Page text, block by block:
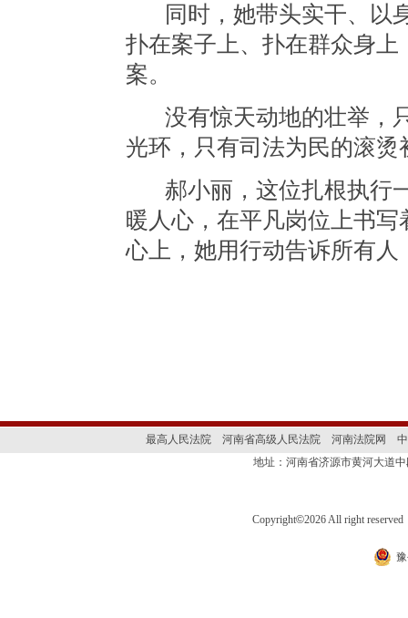
同时，她带头实干、以
扑在案子上、扑在群众身
案。
没有惊天动地的壮举，
光环，只有司法为民的滚烫
郝小丽，这位扎根执行
暖人心，在平凡岗位上书
心上，她用行动告诉所有
最高人民法院 河南省高级人民法院 河南法院网
地址：河南省济源市黄河大道
Copyright©2026 All right